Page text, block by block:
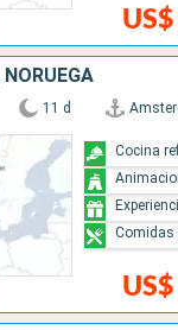
11 d
Cocina
Comidas